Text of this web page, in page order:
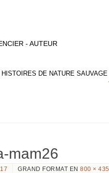
- AUTEUR
HISTOIRES DE NATURE SAUVAGE
mam26
GRAND FORMAT EN 800 × 435